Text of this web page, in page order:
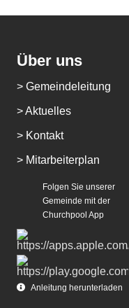
Über uns
> Gemeindeleitung
> Aktuelles
> Kontakt
> Mitarbeiterplan
Folgen Sie unserer
Gemeinde mit der
Churchpool App
Anleitung herunterladen